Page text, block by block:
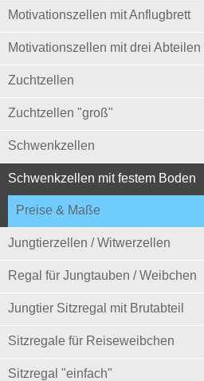
Motivationszellen mit Anflugbrett
Motivationszellen mit drei Abteilen
Zuchtzellen
Zuchtzellen "groß"
Schwenkzellen
Schwenkzellen mit festem Boden
Preise & Maße
Jungtierzellen / Witwerzellen
Regal für Jungtauben / Weibchen
Jungtier Sitzregal mit Brutabteil
Sitzregale für Reiseweibchen
Sitzregal "einfach"